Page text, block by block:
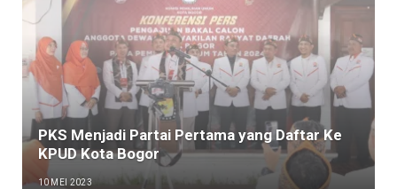
PKS Menjadi Partai Pertama yang Daftar Ke
KPUD Kota Bogor
10 MEI 2023